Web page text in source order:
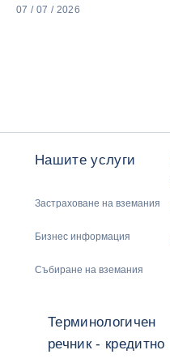
07 / 07 / 2026
Нашите услуги
Застраховане на вземания
Бизнес информация
Събиране на вземания
Терминологичен
речник - кредитно